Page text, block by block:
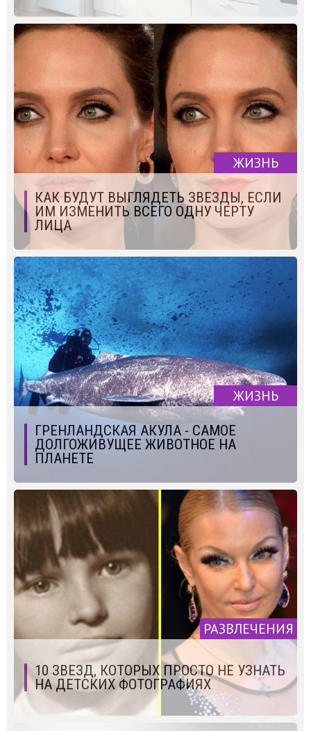
ЖИЗНЬ
КАК БУДУТ ВЫГЛЯДЕТЬ ЗВЕЗДЫ, ЕСЛИ
ИМ ИЗМЕНИТЬ ВСЕГО ОДНУ ЧЕРТУ
ЛИЦА
ЖИЗНЬ
ГРЕНЛАНДСКАЯ АКУЛА - САМОЕ
ДОЛГОЖИВУЩЕЕ ЖИВОТНОЕ НА
ПЛАНЕТЕ
РАЗВЛЕЧЕНИЯ
10 ЗВЕЗД, КОТОРЫХ ПРОСТО НЕ УЗНАТЬ
НА ДЕТСКИХ ФОТОГРАФИЯХ